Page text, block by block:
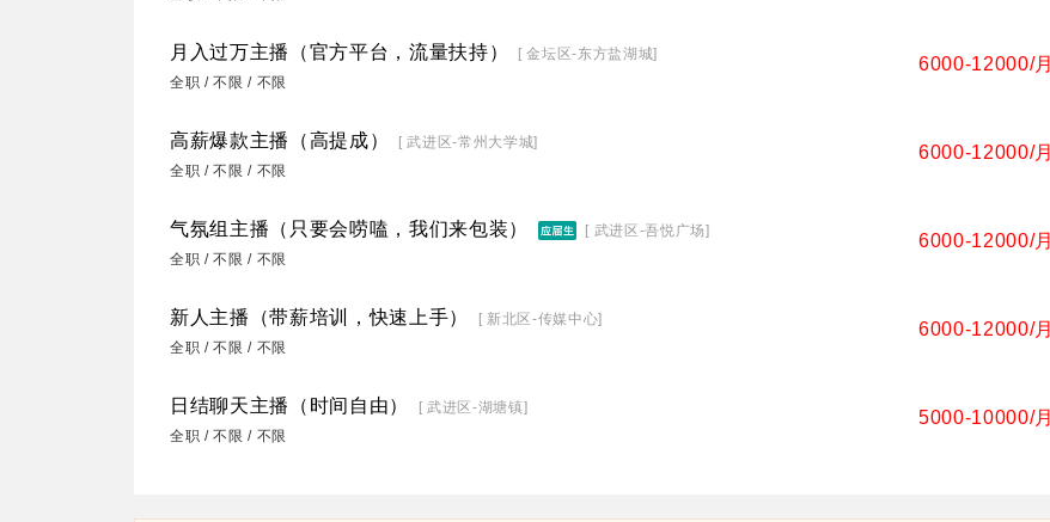
6000-12000/月
月入过万主播（官方平台，流量扶持）
[ 金坛区-东方盐湖城]
全职 / 不限 / 不限
6000-12000/月
高薪爆款主播（高提成）
[ 武进区-常州大学城]
全职 / 不限 / 不限
6000-12000/月
气氛组主播（只要会唠嗑，我们来包装）
[ 武进区-吾悦广场]
全职 / 不限 / 不限
6000-12000/月
新人主播（带薪培训，快速上手）
[ 新北区-传媒中心]
全职 / 不限 / 不限
5000-10000/月
日结聊天主播（时间自由）
[ 武进区-湖塘镇]
全职 / 不限 / 不限